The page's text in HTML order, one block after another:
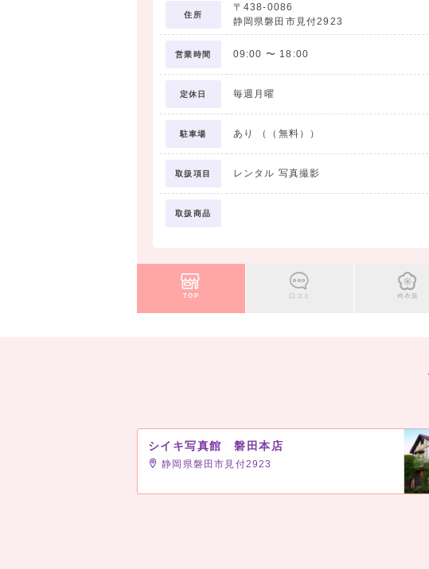
住所
〒438-0086
静岡県磐田市見付2923
営業時間 09:00 〜 18:00
定休日 毎週月曜
駐車場 あり （（無料））
取扱項目 レンタル 写真撮影
取扱商品
TOP 口コミ 袴衣装
シイキ写真館 磐田本店
静岡県磐田市見付2923